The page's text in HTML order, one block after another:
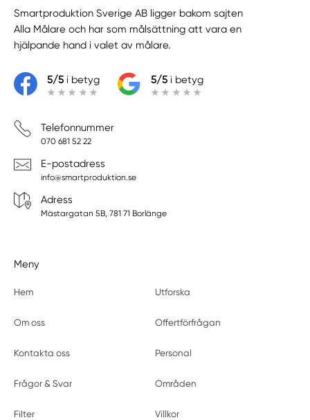
Smartproduktion Sverige AB ligger bakom sajten
Alla Målare och har som målsättning att vara en
hjälpande hand i valet av målare.
5/5i betyg 5/5i betyg
Telefonnummer
070 681 52 22
E-postadress
info@smartproduktion.se
Adress
Mästargatan 5B, 781 71 Borlänge
Meny
Hem Utforska
Om oss Offertförfrågan
Kontakta oss Personal
Frågor & Svar Områden
Filter Villkor